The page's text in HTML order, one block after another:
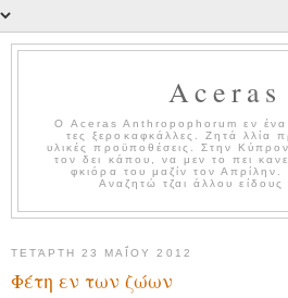
Ο Aceras Anthropophorum εν ένα
τες ξεροκαφκάλλες. Ζητά λλία
υλικές προϋποθέσεις. Στην
τον δει κάπου, να μεν το πει
φκιόρα του μαζίν τον
Αναζητώ τζαι άλλου είδους
ΤΕΤΆΡΤΗ 23 ΜΑΪ́ΟΥ 2012
Φέτη εν των ζώων